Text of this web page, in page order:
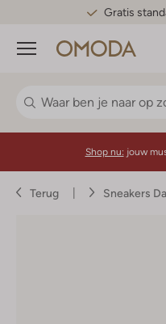
Gratis
Menu
Shop nu: jouw
Terug Sneakers